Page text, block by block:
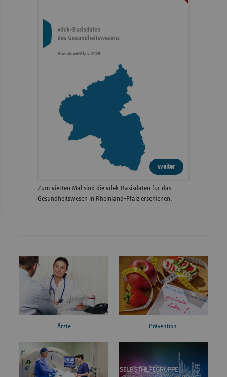
weiter
Zum vierten Mal sind die vdek-Basisdaten für das
Gesundheitswesen in Rheinland-Pfalz erschienen.
Ärzte Prävention